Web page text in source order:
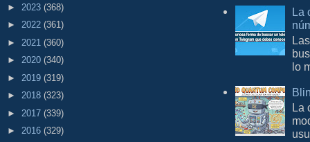
► 2023 (368)
► 2022 (361)
► 2021 (360)
► 2020 (340)
► 2019 (319)
► 2018 (323)
► 2017 (339)
► 2016 (329)
La
lo
La